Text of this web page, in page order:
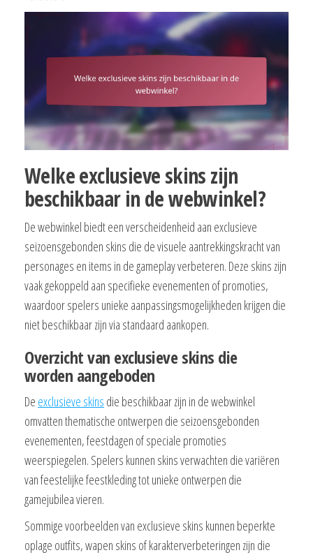
Welke exclusieve skins zijn
beschikbaar in de webwinkel?
De webwinkel biedt een verscheidenheid aan exclusieve
seizoensgebonden skins die de visuele aantrekkingskracht van
personages en items in de gameplay verbeteren. Deze skins zijn
vaak gekoppeld aan specifieke evenementen of promoties,
waardoor spelers unieke aanpassingsmogelijkheden krijgen die
niet beschikbaar zijn via standaard aankopen.
Overzicht van exclusieve skins die
worden aangeboden
De exclusieve skins die beschikbaar zijn in de webwinkel
omvatten thematische ontwerpen die seizoensgebonden
evenementen, feestdagen of speciale promoties
weerspiegelen. Spelers kunnen skins verwachten die variëren
van feestelijke feestkleding tot unieke ontwerpen die
gamejubilea vieren.
Sommige voorbeelden van exclusieve skins kunnen beperkte
oplage outfits, wapen skins of karakterverbeteringen zijn die